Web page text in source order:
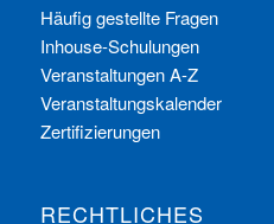
Häufig gestellte Fragen
Inhouse-Schulungen
Veranstaltungen A-Z
Veranstaltungskalender
Zertifizierungen
RECHTLICHES